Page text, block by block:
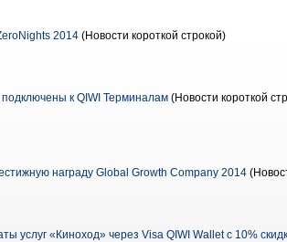
2014 (Новости короткой строкой)
подключены к QIWI Терминалам (Новости короткой
награду Global Growth Company 2014
услуг «Киноход» через Visa QIWI Wallet с 10%